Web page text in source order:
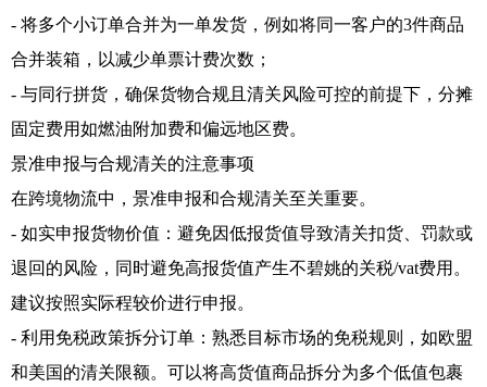
- 将多个小订单合并为一单发货，例如将同一客户的3件商品
合并装箱，以减少单票计费次数；
- 与同行拼货，确保货物合规且清关风险可控的前提下，分摊
固定费用如燃油附加费和偏远地区费。
景准申报与合规清关的注意事项
在跨境物流中，景准申报和合规清关至关重要。
- 如实申报货物价值：避免因低报货值导致清关扣货、罚款或
退回的风险，同时避免高报货值产生不碧姚的关税/vat费用。
建议按照实际程较价进行申报。
- 利用免税政策拆分订单：熟悉目标市场的免税规则，如欧盟
和美国的清关限额。可以将高货值商品拆分为多个低值包裹